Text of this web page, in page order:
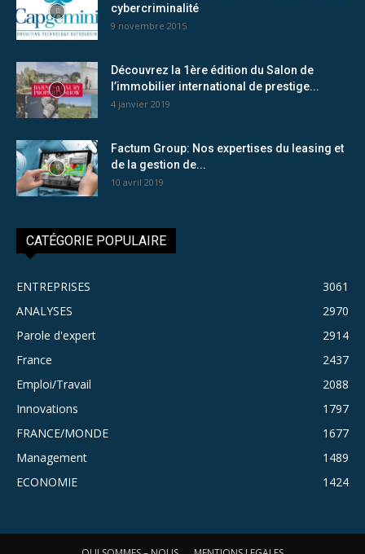
cybercriminalité
9 novembre 2015
Découvrez la 1ère édition du Salon de
l’immobilier international de prestige...
4 janvier 2019
Factum Group: Nos expertises du leasing et
de la gestion de...
10 avril 2019
CATÉGORIE POPULAIRE
ENTREPRISES
3061
ANALYSES
2970
Parole d'expert
2914
France
2437
Emploi/Travail
2088
Innovations
1797
FRANCE/MONDE
1677
Management
1489
ECONOMIE
1424